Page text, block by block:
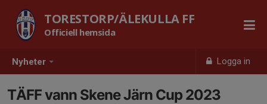
Nyheter Logga in
TORESTORP/ÄLEKULLA FF
Officiell hemsida
TÄFF vann Skene Järn Cup 2023